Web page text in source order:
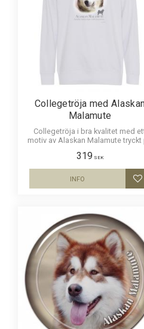
Collegetröja med
Malamute
Collegetröja i bra kvalitet med
motiv av Alaskan Malamute tryckt
319 SEK
INFO